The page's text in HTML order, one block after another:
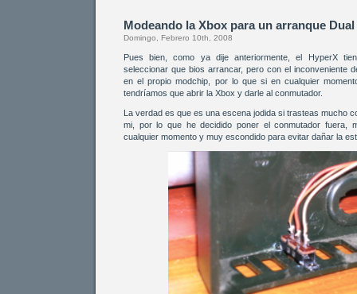
Modeando la Xbox para un arranque Dual
Domingo, Febrero 10th, 2008
Pues bien, como ya dije anteriormente, el HyperX
seleccionar que bios arrancar, pero con el inconveniente
en el propio modchip, por lo que si en cualquier
tendríamos que abrir la Xbox y darle al conmutador.
La verdad es que es una escena jodida si trasteas mucho
mi, por lo que he decidido poner el conmutador fuera,
cualquier momento y muy escondido para evitar dañar la